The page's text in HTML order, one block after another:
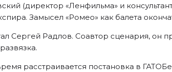
(директор «Ленфильма» и
Замысел «Ромео» как балета
Сергей Радлов. Соавтор сценария,
расстраивается постановка в